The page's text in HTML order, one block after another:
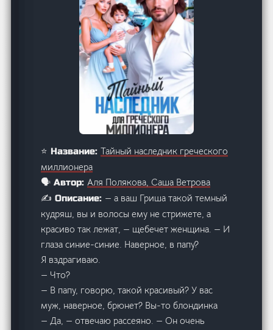
⭐ Название:Тайный наследник греческого
миллионера
🗣️ Автор:Аля Полякова, Саша Ветрова
✍️ Описание: — а ваш Гриша такой темный
кудряш, вы и волосы ему не стрижете, а
красиво так лежат, — щебечет женщина. — И
глаза синие-синие. Наверное, в папу?
Я вздрагиваю.
— Что?
— В папу, говорю, такой красивый? У вас
муж, наверное, брюнет? Вы-то блондинка
— Да, — отвечаю рассеяно. — Он очень